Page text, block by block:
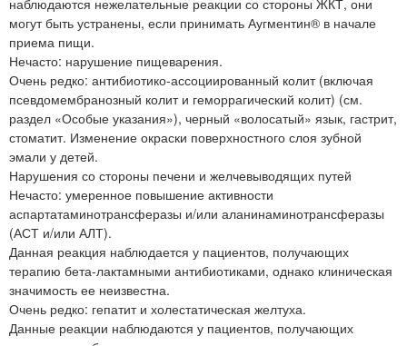
могут быть устранены, если принимать Аугментин® в начале
приема пищи.
Нечасто: нарушение пищеварения.
Очень редко: антибиотико-ассоциированный колит (включая
псевдомембранозный колит и геморрагический колит) (см.
раздел «Особые указания»), черный «волосатый» язык, гастрит,
стоматит. Изменение окраски поверхностного слоя зубной
эмали у детей.
Нарушения со стороны печени и желчевыводящих путей
Нечасто: умеренное повышение активности
аспартатаминотрансферазы и/или аланинаминотрансферазы
(АСТ и/или АЛТ).
Данная реакция наблюдается у пациентов, получающих
терапию бета-лактамными антибиотиками, однако клиническая
значимость ее неизвестна.
Очень редко: гепатит и холестатическая желтуха.
Данные реакции наблюдаются у пациентов, получающих